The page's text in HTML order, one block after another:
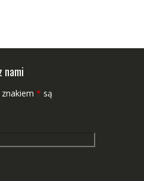
nami
* są